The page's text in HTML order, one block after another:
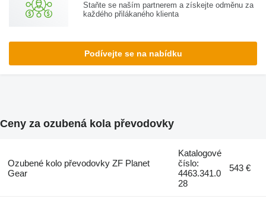
Staňte se naším partnerem a získejte odměnu za
každého přilákaného klienta
Podívejte se na nabídku
Ceny za ozubená kola převodovky
Ozubené kolo převodovky ZF Planet
Gear
Katalogové
číslo:
4463.341.0
28
543 €